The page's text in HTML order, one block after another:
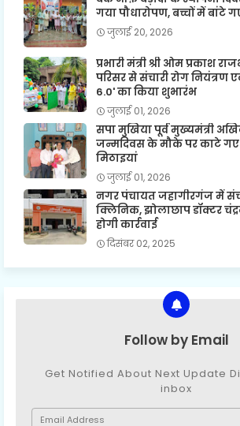
गया पौधारोपण, बच्चों में बांटे
जुलाई 20, 2026
प्रभारी मंत्री श्री ओम प्रकाश
परिसर से संचारी रोग नियंत्रण
6.0' का किया शुभारंभ
जुलाई 01, 2026
सपा मुखिया पूर्व मुख्यमंत्री
जन्मदिवस के मौके पर काटे
मिठाइयां
जुलाई 01, 2026
नगर पंचायत जहागीरगंज में
क्लिनिक, झोलाछाप डॉक्टर
होगी कार्रवाई
दिसंबर 02, 2025
Follow by Email
Get Notified About Next Update
inbox